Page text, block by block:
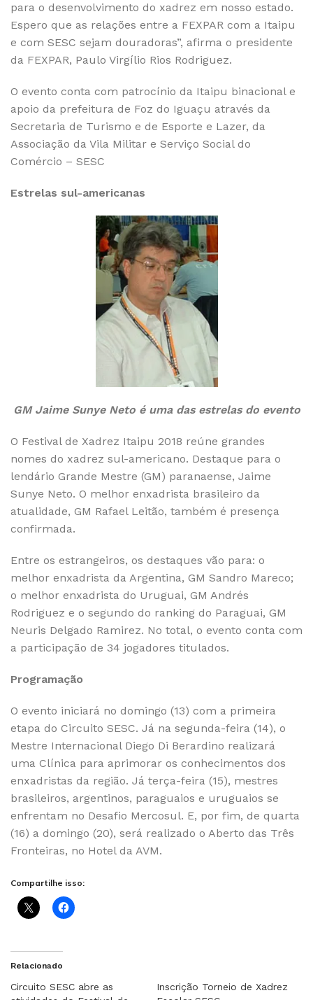
para o desenvolvimento do xadrez em nosso estado.
Espero que as relações entre a FEXPAR com a Itaipu
e com SESC sejam douradoras”, afirma o presidente
da FEXPAR, Paulo Virgílio Rios Rodriguez.
O evento conta com patrocínio da Itaipu binacional e
apoio da prefeitura de Foz do Iguaçu através da
Secretaria de Turismo e de Esporte e Lazer, da
Associação da Vila Militar e Serviço Social do
Comércio – SESC
Estrelas sul-americanas
GM Jaime Sunye Neto é uma das estrelas do evento
O Festival de Xadrez Itaipu 2018 reúne grandes
nomes do xadrez sul-americano. Destaque para o
lendário Grande Mestre (GM) paranaense, Jaime
Sunye Neto. O melhor enxadrista brasileiro da
atualidade, GM Rafael Leitão, também é presença
confirmada.
Entre os estrangeiros, os destaques vão para: o
melhor enxadrista da Argentina, GM Sandro Mareco;
o melhor enxadrista do Uruguai, GM Andrés
Rodriguez e o segundo do ranking do Paraguai, GM
Neuris Delgado Ramirez. No total, o evento conta com
a participação de 34 jogadores titulados.
Programação
O evento iniciará no domingo (13) com a primeira
etapa do Circuito SESC. Já na segunda-feira (14), o
Mestre Internacional Diego Di Berardino realizará
uma Clínica para aprimorar os conhecimentos dos
enxadristas da região. Já terça-feira (15), mestres
brasileiros, argentinos, paraguaios e uruguaios se
enfrentam no Desafio Mercosul. E, por fim, de quarta
(16) a domingo (20), será realizado o Aberto das Três
Fronteiras, no Hotel da AVM.
Compartilhe isso:
Relacionado
Circuito SESC abre as
Inscrição Torneio de Xadrez